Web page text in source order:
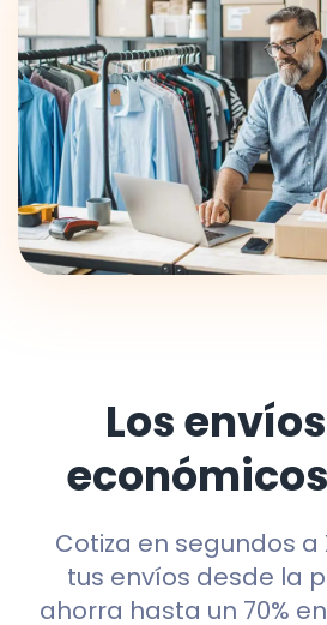
Los
Cotiza en segundos a
tus envíos desde la
ahorra hasta un 70%